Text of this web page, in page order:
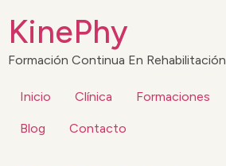
KinePhy
Formación Continua En Rehabilitación
Inicio Clínica Formaciones
Blog Contacto